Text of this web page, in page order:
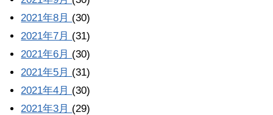
2021年8月 (30)
2021年7月 (31)
2021年6月 (30)
2021年5月 (31)
2021年4月 (30)
2021年3月 (29)